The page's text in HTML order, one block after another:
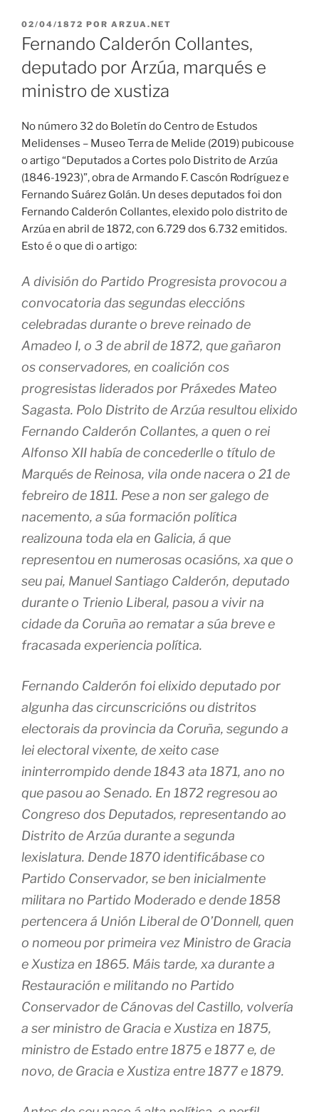
PUBLICADO
EN
02/04/1872 POR ARZUA.NET
Fernando Calderón Collantes,
deputado por Arzúa, marqués e
ministro de xustiza
No número 32 do Boletín do Centro de Estudos
Melidenses – Museo Terra de Melide (2019) pubicouse
o artigo “Deputados a Cortes polo Distrito de Arzúa
(1846-1923)”, obra de Armando F. Cascón Rodríguez e
Fernando Suárez Golán. Un deses deputados foi don
Fernando Calderón Collantes, elexido polo distrito de
Arzúa en abril de 1872, con 6.729 dos 6.732 emitidos.
Esto é o que di o artigo:
A división do Partido Progresista provocou a
convocatoria das segundas eleccións
celebradas durante o breve reinado de
Amadeo I, o 3 de abril de 1872, que gañaron
os conservadores, en coalición cos
progresistas liderados por Práxedes Mateo
Sagasta. Polo Distrito de Arzúa resultou elixido
Fernando Calderón Collantes, a quen o rei
Alfonso XII había de concederlle o título de
Marqués de Reinosa, vila onde nacera o 21 de
febreiro de 1811. Pese a non ser galego de
nacemento, a súa formación política
realizouna toda ela en Galicia, á que
representou en numerosas ocasións, xa que o
seu pai, Manuel Santiago Calderón, deputado
durante o Trienio Liberal, pasou a vivir na
cidade da Coruña ao rematar a súa breve e
fracasada experiencia política.
Fernando Calderón foi elixido deputado por
algunha das circunscricións ou distritos
electorais da provincia da Coruña, segundo a
lei electoral vixente, de xeito case
ininterrompido dende 1843 ata 1871, ano no
que pasou ao Senado. En 1872 regresou ao
Congreso dos Deputados, representando ao
Distrito de Arzúa durante a segunda
lexislatura. Dende 1870 identificábase co
Partido Conservador, se ben inicialmente
militara no Partido Moderado e dende 1858
pertencera á Unión Liberal de O’Donnell, quen
o nomeou por primeira vez Ministro de Gracia
e Xustiza en 1865. Máis tarde, xa durante a
Restauración e militando no Partido
Conservador de Cánovas del Castillo, volvería
a ser ministro de Gracia e Xustiza en 1875,
ministro de Estado entre 1875 e 1877 e, de
novo, de Gracia e Xustiza entre 1877 e 1879.